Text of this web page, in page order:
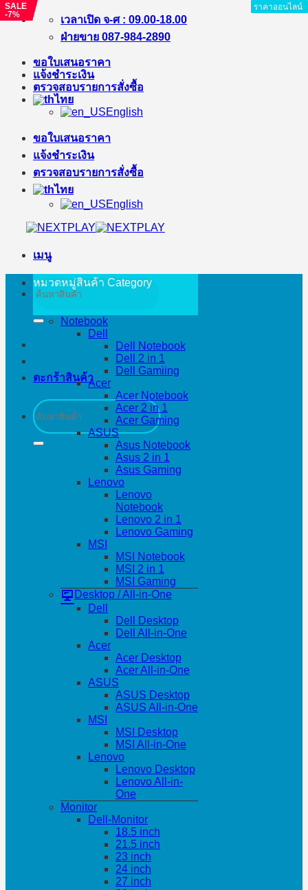
ข้าม
เนื้อหา
เวลาเปิด จ-ศ : 09.00-18.00
ฝ่ายขาย 087-984-2890
ขอใบเสนอราคา
แจ้งชำระเงิน
ตรวจสอบรายการสั่งซื้อ
ไทย
English
ขอใบเสนอราคา
แจ้งชำระเงิน
ตรวจสอบรายการสั่งซื้อ
ไทย
English
เมนู
ค้นหา:
ตะกร้าสินค้า
ค้นหา:
หมวดหมู่สินค้า Category
Notebook
Dell
Dell Notebook
Dell 2 in 1
Dell Gamiing
Acer
Acer Notebook
Acer 2 in 1
Acer Gaming
ASUS
Asus Notebook
Asus 2 in 1
Asus Gaming
Lenovo
Lenovo
Notebook
Lenovo 2 in 1
Lenovo Gaming
MSI
MSI Notebook
MSI 2 in 1
MSI Gaming
Desktop / All-in-One
Dell
Dell Desktop
Dell All-in-One
Acer
Acer Desktop
Acer All-in-One
ASUS
ASUS Desktop
ASUS All-in-One
MSI
MSI Desktop
MSI All-in-One
Lenovo
Lenovo Desktop
Lenovo All-in-
One
Monitor
Dell-Monitor
18.5 inch
21.5 inch
23 inch
24 inch
27 inch
SALE
-7%
ราคาออนไลน์
ราคาออนไลน์
ราคาออนไลน์
ราคาออนไลน์
ราคาออนไลน์
ราคาออนไลน์
SALE
-10%
ราคาออนไลน์
ราคาออนไลน์